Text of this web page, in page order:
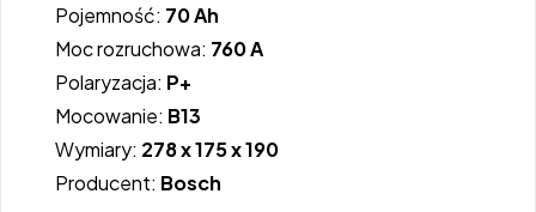
Pojemność: 70 Ah
Moc rozruchowa: 760 A
Polaryzacja: P+
Mocowanie: B13
Wymiary: 278 x 175 x 190
Producent: Bosch